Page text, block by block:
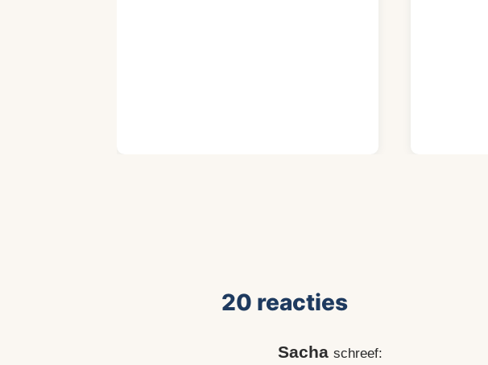
20 reacties
Sacha schreef: